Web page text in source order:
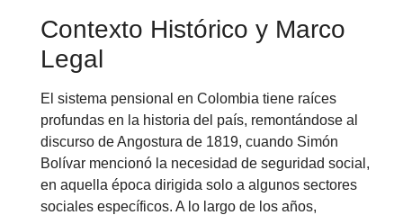
Contexto Histórico y Marco
Legal
El sistema pensional en Colombia tiene raíces
profundas en la historia del país, remontándose al
discurso de Angostura de 1819, cuando Simón
Bolívar mencionó la necesidad de seguridad social,
en aquella época dirigida solo a algunos sectores
sociales específicos. A lo largo de los años,